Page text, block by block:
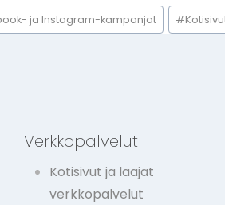
ja Instagram-kampanjat #
Verkkopalvelut
Kotisivut ja laajat
verkkopalvelut